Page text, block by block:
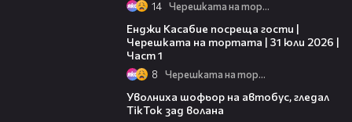
14 Черешката на тортата
Енджи Касабие посреща гости |
Черешката на тортата | 31 юли 2026 |
Част 1
8 Черешката на тортата
Уволниха шофьор на автобус, гледал
TikTok зад волана